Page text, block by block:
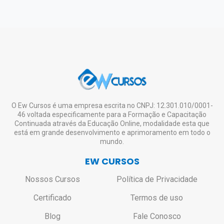
O Ew Cursos é uma empresa escrita no CNPJ: 12.301.010/0001-
46 voltada especificamente para a Formação e Capacitação
Continuada através da Educação Online, modalidade esta que
está em grande desenvolvimento e aprimoramento em todo o
mundo.
EW CURSOS
Nossos Cursos
Certificado
Blog
Política de Privacidade
Termos de uso
Fale Conosco